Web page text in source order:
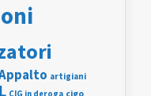
artigiani
cigo